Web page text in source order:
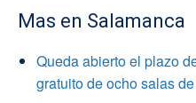
Mas en Salamanca
Queda abierto el plazo
gratuito de ocho salas